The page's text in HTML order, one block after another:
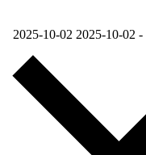
2025-10-02 2025-10-02 -